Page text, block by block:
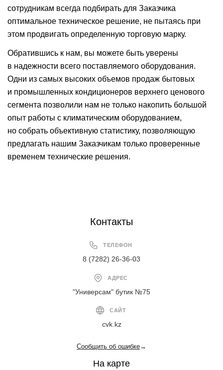
сотрудникам всегда подбирать для Заказчика
оптимальное техническое решение, не пытаясь при
этом продвигать определенную торговую марку.
Обратившись к нам, вы можете быть уверены
в надежности всего поставляемого оборудования.
Одни из самых высоких объемов продаж бытовых
и промышленных кондиционеров верхнего ценового
сегмента позволили нам не только накопить большой
опыт работы с климатическим оборудованием,
но собрать объективную статистику, позволяющую
предлагать нашим Заказчикам только проверенные
временем технические решения.
Контакты
ТЕЛЕФОН
8 (7282) 26-36-03
АДРЕС
"Универсам" бутик №75
САЙТ
cvk.kz
Сообщить об ошибке→
На карте